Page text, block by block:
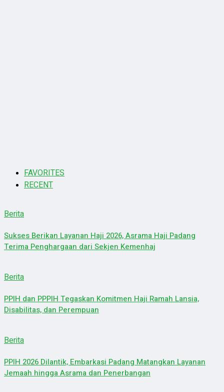
FAVORITES
RECENT
Berita
Sukses Berikan Layanan Haji 2026, Asrama Haji Padang
Terima Penghargaan dari Sekjen Kemenhaj
Berita
PPIH dan PPPIH Tegaskan Komitmen Haji Ramah Lansia,
Disabilitas, dan Perempuan
Berita
PPIH 2026 Dilantik, Embarkasi Padang Matangkan Layanan
Jemaah hingga Asrama dan Penerbangan